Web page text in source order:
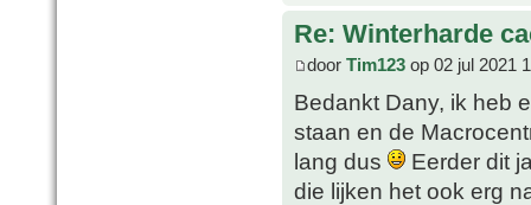
Re: Winterharde
door Tim123 op 02 jul 2021
Bedankt Dany, ik heb
staan en de
lang dus
Eerder dit
die lijken het ook erg